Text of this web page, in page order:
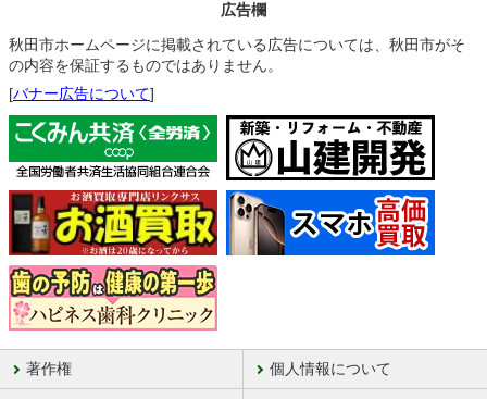
広告欄
秋田市ホームページに掲載されている広告については、秋田市がそ
の内容を保証するものではありません。
[バナー広告について]
著作権 個人情報について